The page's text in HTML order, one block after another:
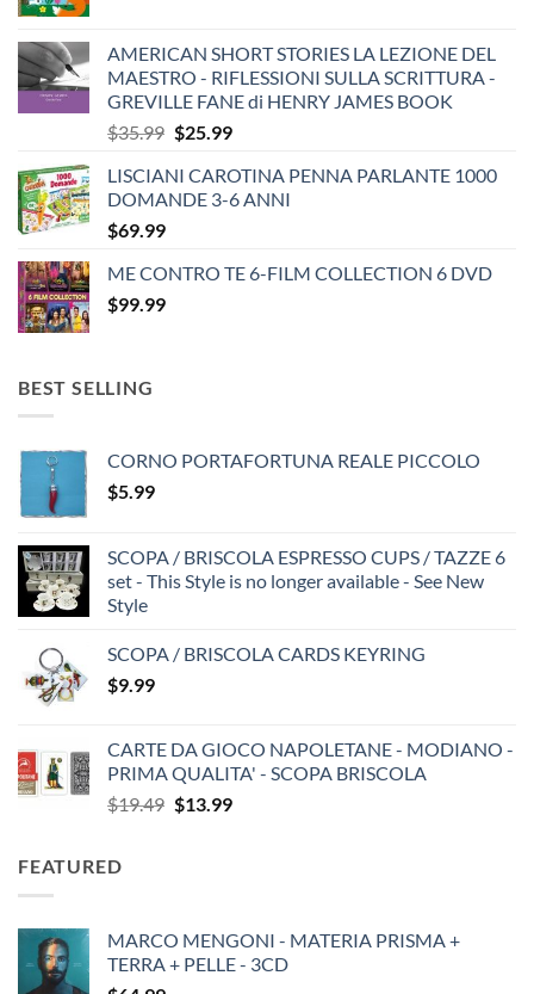
AMERICAN SHORT STORIES LA LEZIONE DEL
MAESTRO - RIFLESSIONI SULLA SCRITTURA -
GREVILLE FANE di HENRY JAMES BOOK
$35.99 Original
was:
$35.99.
$25.99Current
is:
$25.99.
LISCIANI CAROTINA PENNA PARLANTE 1000
DOMANDE 3-6 ANNI
$69.99
ME CONTRO TE 6-FILM COLLECTION 6 DVD
$99.99
BEST SELLING
CORNO PORTAFORTUNA REALE PICCOLO
$5.99
SCOPA / BRISCOLA ESPRESSO CUPS / TAZZE 6
set - This Style is no longer available - See New
Style
SCOPA / BRISCOLA CARDS KEYRING
$9.99
CARTE DA GIOCO NAPOLETANE - MODIANO -
PRIMA QUALITA' - SCOPA BRISCOLA
$19.49 Original
$13.99Current
FEATURED
MARCO MENGONI - MATERIA PRISMA +
TERRA + PELLE - 3CD